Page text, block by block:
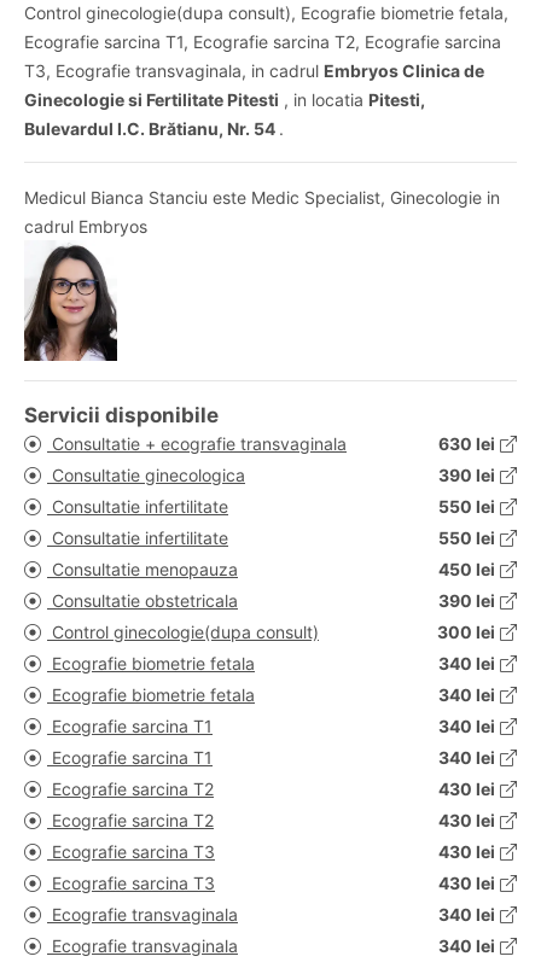
Control ginecologie(dupa consult), Ecografie biometrie fetala,
Ecografie sarcina T1, Ecografie sarcina T2, Ecografie sarcina
T3, Ecografie transvaginala, in cadrul Embryos Clinica de
Ginecologie si Fertilitate Pitesti , in locatia Pitesti,
Bulevardul I.C. Brătianu, Nr. 54 .
Medicul Bianca Stanciu este Medic Specialist, Ginecologie in
cadrul Embryos
Servicii disponibile
Consultatie + ecografie transvaginala
630 lei
Consultatie ginecologica
390 lei
Consultatie infertilitate
550 lei
Consultatie infertilitate
550 lei
Consultatie menopauza
450 lei
Consultatie obstetricala
390 lei
Control ginecologie(dupa consult)
300 lei
Ecografie biometrie fetala
340 lei
Ecografie biometrie fetala
340 lei
Ecografie sarcina T1
340 lei
Ecografie sarcina T1
340 lei
Ecografie sarcina T2
430 lei
Ecografie sarcina T2
430 lei
Ecografie sarcina T3
430 lei
Ecografie sarcina T3
430 lei
Ecografie transvaginala
340 lei
Ecografie transvaginala
340 lei